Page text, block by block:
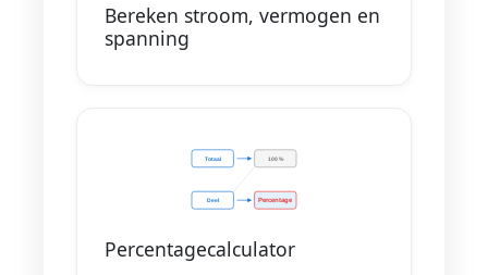
Bereken stroom, vermogen en
spanning
Percentagecalculator